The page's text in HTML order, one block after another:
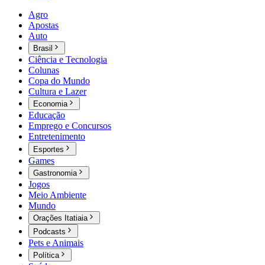
Agro
Apostas
Auto
Brasil
Ciência e Tecnologia
Colunas
Copa do Mundo
Cultura e Lazer
Economia
Educação
Emprego e Concursos
Entretenimento
Esportes
Games
Gastronomia
Jogos
Meio Ambiente
Mundo
Orações Itatiaia
Podcasts
Pets e Animais
Política